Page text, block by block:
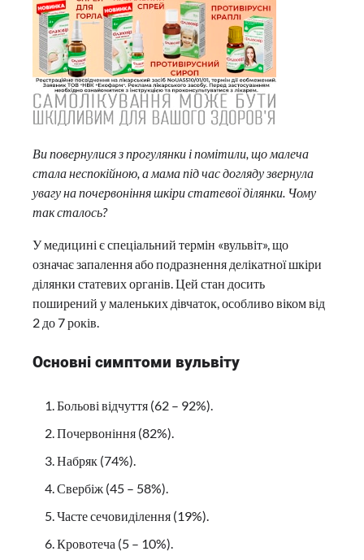
Ви повернулися з прогулянки і помітили, що малеча
стала неспокійною, а мама під час догляду звернула
увагу на почервоніння шкіри статевої ділянки. Чому
так сталось?
У медицині є спеціальний термін «вульвіт», що
означає запалення або подразнення делікатної шкіри
ділянки статевих органів. Цей стан досить
поширений у маленьких дівчаток, особливо віком від
2 до 7 років.
Основні симптоми вульвіту
Больові відчуття (62 – 92%).
Почервоніння (82%).
Набряк (74%).
Свербіж (45 – 58%).
Часте сечовиділення (19%).
Кровотеча (5 – 10%).